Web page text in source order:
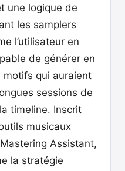
une logique de
les samplers
l’utilisateur en
de générer en
motifs qui auraient
sessions de
timeline. Inscrit
musicaux
Assistant,
la stratégie